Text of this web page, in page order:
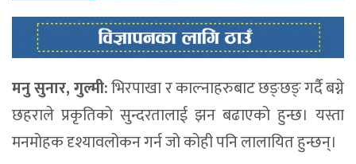
मनु सुनार, गुल्मी:भिरपाखा र काल्नाहरुबाट छङ्छङ् गर्दै बग्ने
छहराले प्रकृतिको सुन्दरतालाई झन बढाएको हुन्छ। यस्ता
मनमोहक दृश्यावलोकन गर्न जो कोही पनि लालायित हुन्छन्।